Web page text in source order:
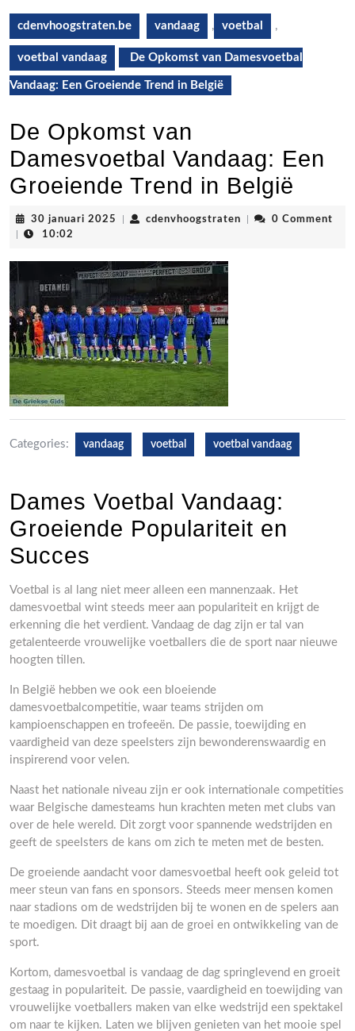
cdenvhoogstraten.be vandaag , voetbal ,
voetbal vandaag De Opkomst van Damesvoetbal
Vandaag: Een Groeiende Trend in België
De Opkomst van
Damesvoetbal Vandaag: Een
Groeiende Trend in België
30 januari 2025 30
cdenvhoogstraten cdenvhoogstraten
0 Comment
10:02
Categories: vandaag voetbal voetbal vandaag
Dames Voetbal Vandaag:
Groeiende Populariteit en
Succes
Voetbal is al lang niet meer alleen een mannenzaak. Het
damesvoetbal wint steeds meer aan populariteit en krijgt de
erkenning die het verdient. Vandaag de dag zijn er tal van
getalenteerde vrouwelijke voetballers die de sport naar nieuwe
hoogten tillen.
In België hebben we ook een bloeiende
damesvoetbalcompetitie, waar teams strijden om
kampioenschappen en trofeeën. De passie, toewijding en
vaardigheid van deze speelsters zijn bewonderenswaardig en
inspirerend voor velen.
Naast het nationale niveau zijn er ook internationale competities
waar Belgische damesteams hun krachten meten met clubs van
over de hele wereld. Dit zorgt voor spannende wedstrijden en
geeft de speelsters de kans om zich te meten met de besten.
De groeiende aandacht voor damesvoetbal heeft ook geleid tot
meer steun van fans en sponsors. Steeds meer mensen komen
naar stadions om de wedstrijden bij te wonen en de spelers aan
te moedigen. Dit draagt bij aan de groei en ontwikkeling van de
sport.
Kortom, damesvoetbal is vandaag de dag springlevend en groeit
gestaag in populariteit. De passie, vaardigheid en toewijding van
vrouwelijke voetballers maken van elke wedstrijd een spektakel
om naar te kijken. Laten we blijven genieten van het mooie spel